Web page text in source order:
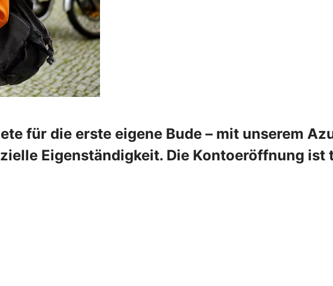
für die erste eigene Bude – mit unserem
Eigenständigkeit. Die Kontoeröffnung ist